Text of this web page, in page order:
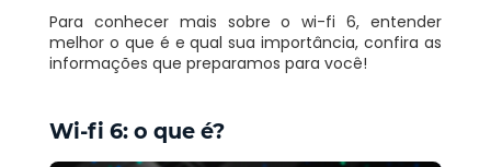
Para conhecer mais sobre o wi-fi 6, entender
melhor o que é e qual sua importância, confira as
informações que preparamos para você!
Wi-fi 6: o que é?